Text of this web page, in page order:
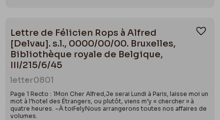
Lettre de Félicien Rops à Alfred
[Delvau]. s.l., 0000/00/00. Bruxelles,
Bibliothèque royale de Belgique,
III/215/6/45
letter0801
Page 1 Recto : 1Mon Cher Alfred,Je serai Lundi à Paris, laisse moi un
mot à l’hotel des Étrangers, ou plutôt, viens m’y « chercher » à
quatre heures. –À toiFelyNous arrangerons toutes nos affaires de
volumes.